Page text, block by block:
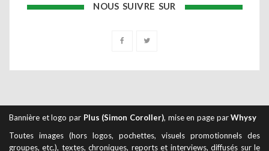
NOUS SUIVRE SUR
Bannière et logo par Plus (Simon Coroller), mise en page parWhysy
Toutes images (hors logos, pochettes, visuels promotionnels des
groupes, etc.), textes, chroniques, reports et interviews, diffusés sur le